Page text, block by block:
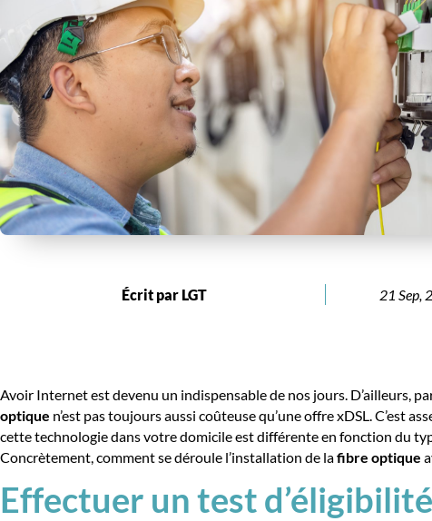
Écrit par LGT 21 Sep,
Avoir Internet est devenu un indispensable de nos jours. D’ailleurs,
optique n’est pas toujours aussi coûteuse qu’une offre xDSL. C’est
cette technologie dans votre domicile est différente en fonction du
Concrètement, comment se déroule l’installation de lafibre optique
Effectuer un test